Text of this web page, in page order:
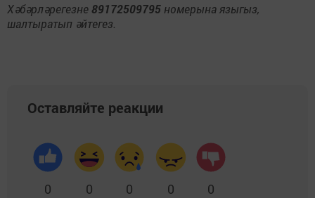
Хәбәрләрегезне 89172509795 номерына языгыз,
шалтыратып әйтегез.
Оставляйте реакции
0 0 0 0 0